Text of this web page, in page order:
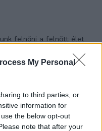
My Personal
to third parties, or
information for
the below opt-out
note that after your
felnőni a felnőtt élet